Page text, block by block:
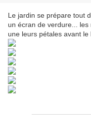
Le jardin se prépare tout
un écran de verdure...
une leurs pétales avant le